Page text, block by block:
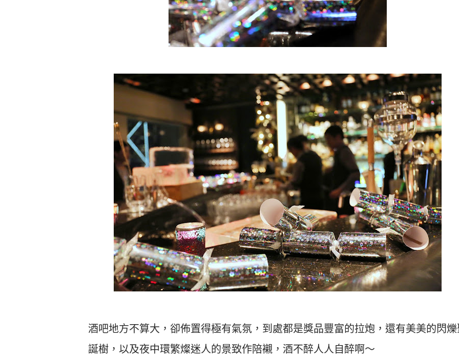
酒吧地方不算大，卻佈置得極有氣氛，到處都是獎品豐富的拉炮，還有美美的閃
誕樹，以及夜中環繁燦迷人的景致作陪襯，酒不醉人人自醉啊～